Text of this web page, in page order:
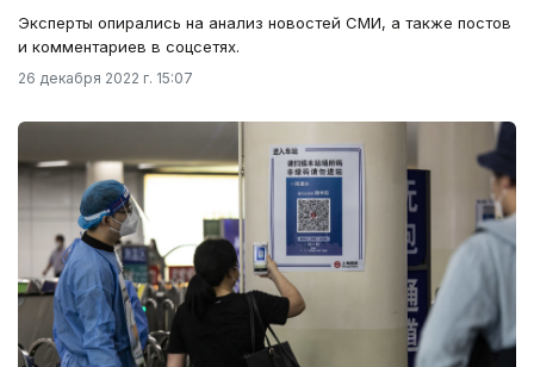
Эксперты опирались на анализ новостей СМИ, а также постов
и комментариев в соцсетях.
26 декабря 2022 г. 15:07